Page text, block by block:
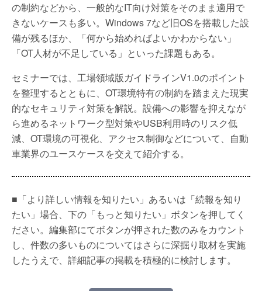
の制約などから、一般的なIT向け対策をそのまま適用で
きないケースも多い。Windows 7など旧OSを搭載した設
備が残るほか、「何から始めればよいかわからない」
「OT人材が不足している」といった課題もある。
セミナーでは、工場領域版ガイドラインV1.0のポイント
を整理するとともに、OT環境特有の制約を踏まえた現実
的なセキュリティ対策を解説。設備への影響を抑えなが
ら進めるネットワーク型対策やUSB利用時のリスク低
減、OT環境の可視化、アクセス制御などについて、自動
車業界のユースケースを交えて紹介する。
■「より詳しい情報を知りたい」あるいは「続報を知り
たい」場合、下の「もっと知りたい」ボタンを押してく
ださい。編集部にてボタンが押された数のみをカウント
し、件数の多いものについてはさらに深掘り取材を実施
したうえで、詳細記事の掲載を積極的に検討します。